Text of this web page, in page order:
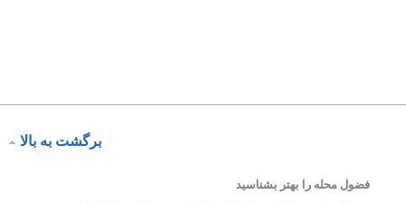
برگشت به بالا
فضول محله را بهتر بشناسید